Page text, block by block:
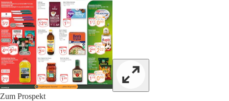
Zum Prospekt